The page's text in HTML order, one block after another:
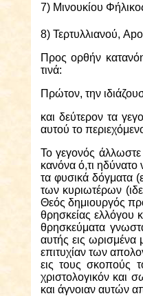
7) Μινουκίου
8) Τερτυλλιανού,
Προς ορθήν
τινά:
Π ρώτον, την
και δεύτερον τα
αυτού το
Το γεγονός άλλωστε
κανόνα ό,τι
τα φυσικά δόγματα
των κυριωτέρων
Θεός δημιουργός
θρησκείας ελλόγου
θρησκεύματα
αυτής εις ωρισμένα
επιτυχίαν των
εις τους σκοπούς
χριστολογικόν και
και άγνοιαν αυτών